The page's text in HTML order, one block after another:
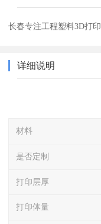
长春专注工程塑料3D打印
详细说明
材料
是否定制
打印层厚
打印体量